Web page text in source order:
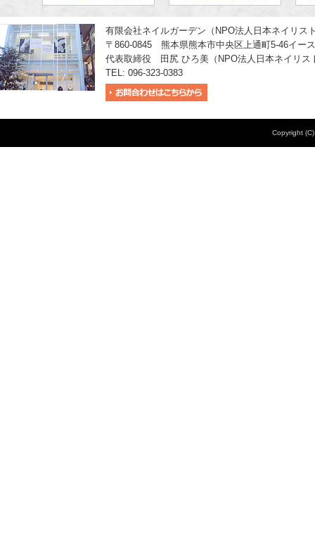
有限会社ネイルガーデン（NPO法人日本ネイリス
〒860-0845 熊本県熊本市中央区上通町5-46イー
代表取締役 田尻 ひろ美（NPO法人日本ネイリス
TEL: 096-323-0383
Copyright